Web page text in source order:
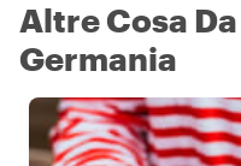
Altre Cosa
Germania